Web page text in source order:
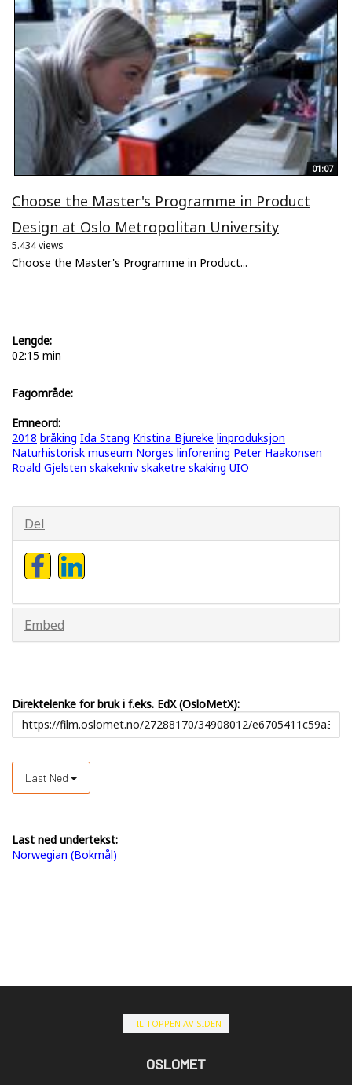
01:07
Choose the Master's Programme in Product
Design at Oslo Metropolitan University
5.434 views
Choose the Master's Programme in Product...
Lengde:
02:15 min
Fagområde:
Emneord:
2018 bråking Ida Stang Kristina Bjureke linproduksjon
Naturhistorisk museum Norges linforening Peter Haakonsen
Roald Gjelsten skakekniv skaketre skaking UIO
Del
Embed
Direktelenke for bruk i f.eks. EdX (OsloMetX):
Last Ned
Last ned undertekst:
Norwegian (Bokmål)
TIL TOPPEN AV SIDEN
OSLOMET